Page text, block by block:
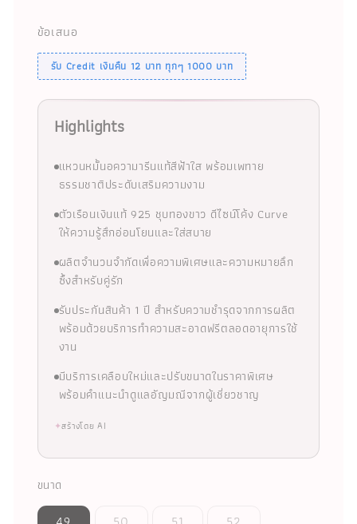
ข้อเสนอ
รับ Credit เงินคืน 12 บาท ทุกๆ 1000 บาท
Highlights
แหวนหมั้นอความารีนแท้สีฟ้าใส พร้อมเพทาย
ธรรมชาติประดับเสริมความงาม
ตัวเรือนเงินแท้ 925 ชุบทองขาว ดีไซน์โค้ง Curve
ให้ความรู้สึกอ่อนโยนและใส่สบาย
ผลิตจำนวนจำกัดเพื่อความพิเศษและความหมายลึก
ซึ้งสำหรับคู่รัก
รับประกันสินค้า 1 ปี สำหรับความชำรุดจากการผลิต
พร้อมด้วยบริการทำความสะอาดฟรีตลอดอายุการใช้
งาน
มีบริการเคลือบใหม่และปรับขนาดในราคาพิเศษ
พร้อมคำแนะนำดูแลอัญมณีจากผู้เชี่ยวชาญ
✦สร้างโดย AI
ขนาด